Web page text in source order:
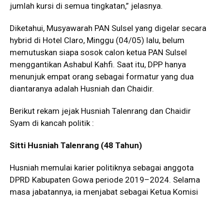
jumlah kursi di semua tingkatan,” jelasnya.
Diketahui, Musyawarah PAN Sulsel yang digelar secara
hybrid di Hotel Claro, Minggu (04/05) lalu, belum
memutuskan siapa sosok calon ketua PAN Sulsel
menggantikan Ashabul Kahfi. Saat itu, DPP hanya
menunjuk empat orang sebagai formatur yang dua
diantaranya adalah Husniah dan Chaidir.
Berikut rekam jejak Husniah Talenrang dan Chaidir
Syam di kancah politik :
Sitti Husniah Talenrang (48 Tahun)
Husniah memulai karier politiknya sebagai anggota
DPRD Kabupaten Gowa periode 2019–2024. Selama
masa jabatannya, ia menjabat sebagai Ketua Komisi